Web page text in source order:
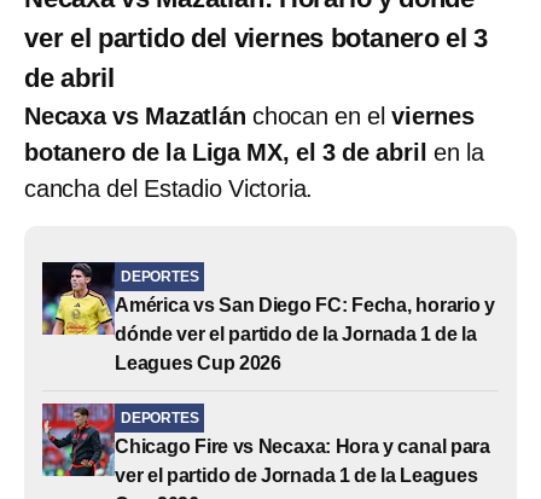
ver el partido del viernes botanero el 3
de abril
Necaxa vs Mazatlán chocan en elviernes
botanero de la Liga MX, el 3 de abril en la
cancha del Estadio Victoria.
DEPORTES
América vs San Diego FC: Fecha, horario y
dónde ver el partido de la Jornada 1 de la
Leagues Cup 2026
DEPORTES
Chicago Fire vs Necaxa: Hora y canal para
ver el partido de Jornada 1 de la Leagues